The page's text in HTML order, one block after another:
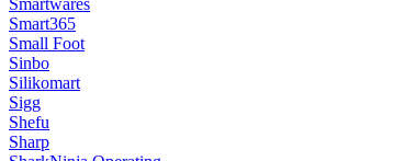
Smart365
Small Foot
Sinbo
Silikomart
Sigg
Shefu
Sharp